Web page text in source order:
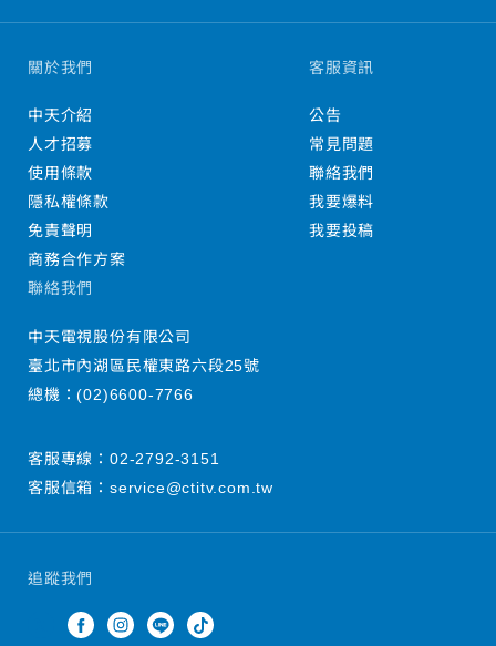
追蹤我們
關於我們
中天介紹
人才招募
使用條款
隱私權條款
免責聲明
商務合作方案
客服資訊
公告
常見問題
聯絡我們
我要爆料
我要投稿
聯絡我們
中天電視股份有限公司
臺北市內湖區民權東路六段25號
總機：(02)6600-7766
客服專線： 02-2792-3151
客服信箱： service@ctitv.com.tw